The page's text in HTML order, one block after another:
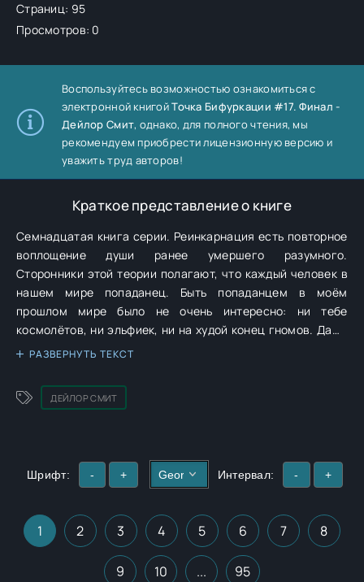
Страниц: 95
Просмотров: 0
Воспользуйтесь возможностью ознакомиться с
электронной книгойТочка Бифуркации #17. Финал -
Дейлор Смит, однако, для полного чтения, мы
рекомендуем приобрести лицензионную версию и
уважить труд авторов!
Краткое представление о книге
Семнадцатая книга серии. Реинкарнация есть повторное
воплощение души ранее умершего разумного.
Сторонники этой теории полагают, что каждый человек в
нашем мире попаданец. Быть попаданцем в моём
прошлом мире было не очень интересно: ни тебе
космолётов, ни эльфиек, ни на худой конец гномов. Даже
на Рождество. То ли дело этот мир! Нет, эльфиек и гномов
Мне, правда, завтра в школу, да и светиться особо
нельзя... Но это всё мелочи, я силой мысли предметы
РАЗВЕРНУТЬ ТЕКСТ
ДЕЙЛОР СМИТ
Шрифт: - + Интервал: - +
1 2 3 4 5 6 7 8
9 10 ... 95